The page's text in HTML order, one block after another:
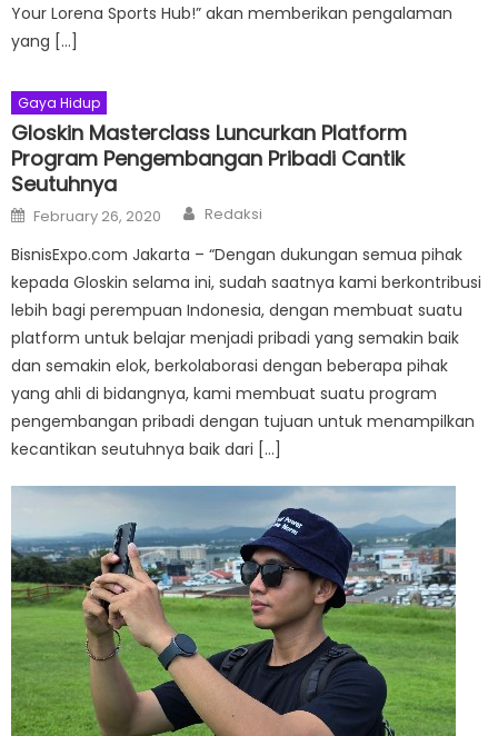
Your Lorena Sports Hub!” akan memberikan pengalaman
yang […]
Gaya Hidup
Gloskin Masterclass Luncurkan Platform
Program Pengembangan Pribadi Cantik
Seutuhnya
Posted
on
February 26, 2020 Author
Redaksi
BisnisExpo.com Jakarta – “Dengan dukungan semua pihak
kepada Gloskin selama ini, sudah saatnya kami berkontribusi
lebih bagi perempuan Indonesia, dengan membuat suatu
platform untuk belajar menjadi pribadi yang semakin baik
dan semakin elok, berkolaborasi dengan beberapa pihak
yang ahli di bidangnya, kami membuat suatu program
pengembangan pribadi dengan tujuan untuk menampilkan
kecantikan seutuhnya baik dari […]